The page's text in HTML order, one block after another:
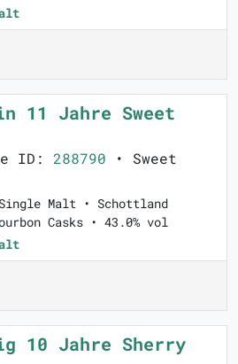
11 Jahre Sweet
ID: 288790 • Sweet
Malt • Schottland
Casks • 43.0% vol
10 Jahre Sherry